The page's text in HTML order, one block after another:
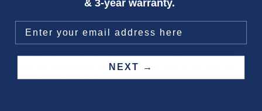
reguliere spijkerstof shorts. De maat valt goed, kleiner
bestellen is niet goed.
& 3-year warranty.
NEXT →